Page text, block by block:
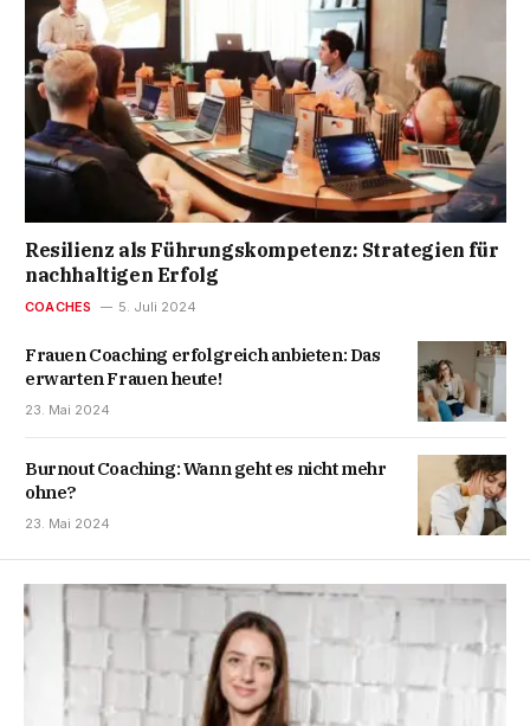
Resilienz als Führungskompetenz: Strategien für
nachhaltigen Erfolg
COACHES 5. Juli 2024
Frauen Coaching erfolgreich anbieten: Das
erwarten Frauen heute!
23. Mai 2024
Burnout Coaching: Wann geht es nicht mehr
ohne?
23. Mai 2024